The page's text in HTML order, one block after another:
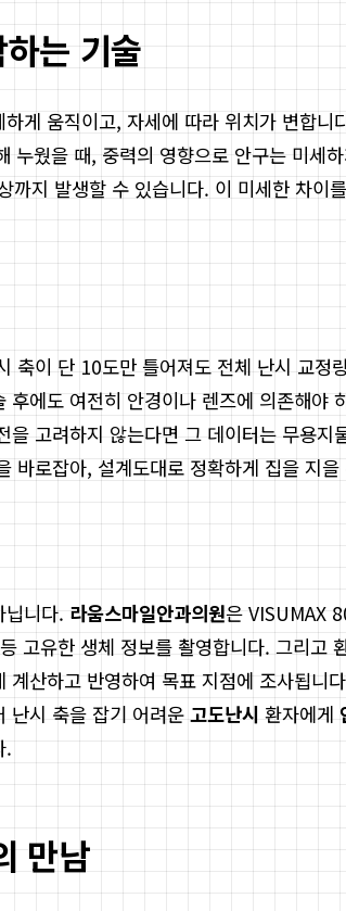
는 기술
게 움직이고, 자세에 따라 위치가 변합
누웠을 때, 중력의 영향으로 안구는 미
지 발생할 수 있습니다. 이 미세한 차이
축이 단 10도만 틀어져도 전체 난시 교
후에도 여전히 안경이나 렌즈에 의존해
고려하지 않는다면 그 데이터는 무용
바로잡아, 설계도대로 정확하게 집을 지
니다. 라움스마일안과의원은 VISUMAX
고유한 생체 정보를 촬영합니다. 그리
산하고 반영하여 목표 지점에 조사됩
난시 축을 잡기 어려운 고도난시 환자에게
.
만남